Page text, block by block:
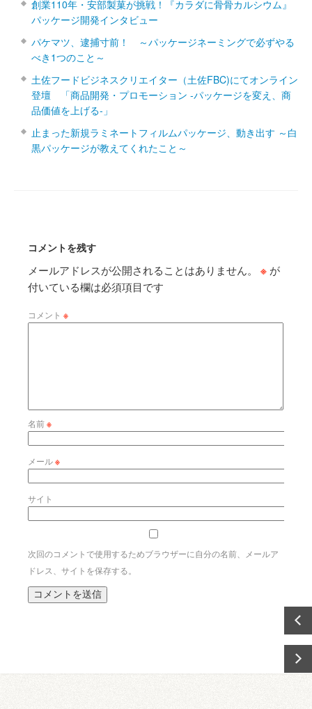
創業110年・安部製菓が挑戦！『カラダに骨骨カルシウム』
パッケージ開発インタビュー
パケマツ、逮捕寸前！ ～パッケージネーミングで必ずやる
べき1つのこと～
土佐フードビジネスクリエイター（土佐FBC)にてオンライン
登壇 「商品開発・プロモーション ‐パッケージを変え、商
品価値を上げる‐」
止まった新規ラミネートフィルムパッケージ、動き出す ～白
黒パッケージが教えてくれたこと～
コメントを残す
メールアドレスが公開されることはありません。 ※ が
付いている欄は必須項目です
コメント ※
名前※
メール※
サイト
次回のコメントで使用するためブラウザーに自分の名前、メールア
ドレス、サイトを保存する。